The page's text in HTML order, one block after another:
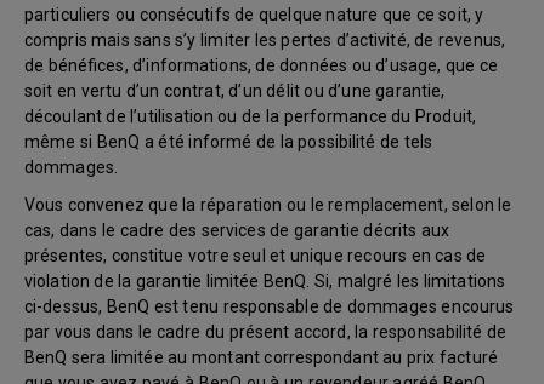
particuliers ou consécutifs de quelque nature que ce soit, y
compris mais sans s’y limiter les pertes d’activité, de revenus,
de bénéfices, d’informations, de données ou d’usage, que ce
soit en vertu d’un contrat, d’un délit ou d’une garantie,
découlant de l’utilisation ou de la performance du Produit,
même si BenQ a été informé de la possibilité de tels
dommages.
Vous convenez que la réparation ou le remplacement, selon le
cas, dans le cadre des services de garantie décrits aux
présentes, constitue votre seul et unique recours en cas de
violation de la garantie limitée BenQ. Si, malgré les limitations
ci-dessus, BenQ est tenu responsable de dommages encourus
par vous dans le cadre du présent accord, la responsabilité de
BenQ sera limitée au montant correspondant au prix facturé